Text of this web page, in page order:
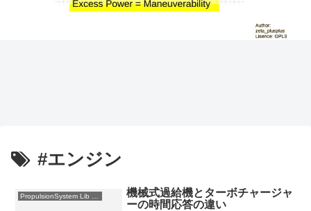
#エンジン
機械式過給機とターボチャージャ
ーの時間応答の違い